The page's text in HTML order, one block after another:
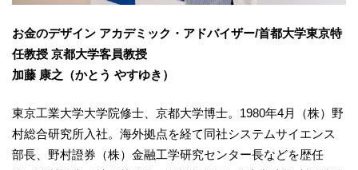
お金のデザイン アカデミック・アドバイザー/首都大学東京特
任教授 京都大学客員教授
加藤 康之（かとう やすゆき）
東京工業大学大学院修士、京都大学博士。1980年4月（株）野
村総合研究所入社。海外拠点を経て同社システムサイエンス
部長、野村證券（株）金融工学研究センター長などを歴任